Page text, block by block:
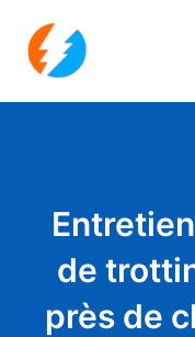
contenu
de
près de